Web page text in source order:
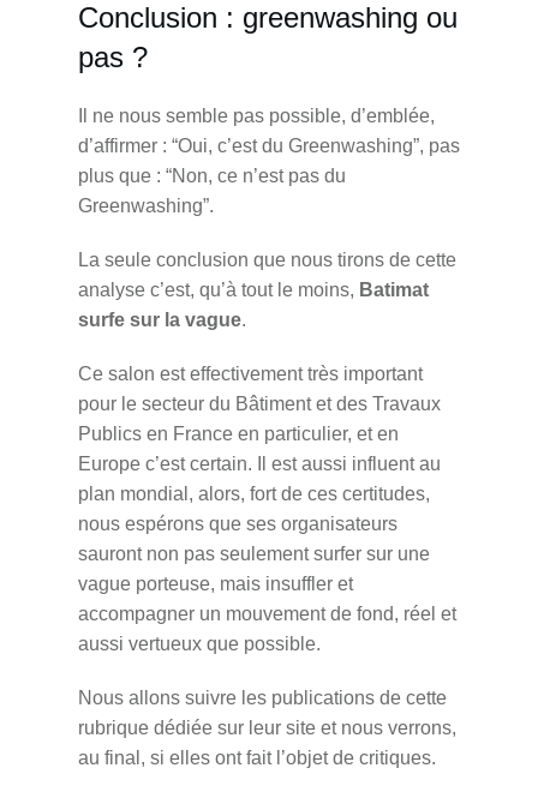
Conclusion : greenwashing ou
pas ?
Il ne nous semble pas possible, d’emblée,
d’affirmer : “Oui, c’est du Greenwashing”, pas
plus que : “Non, ce n’est pas du
Greenwashing”.
La seule conclusion que nous tirons de cette
analyse c’est, qu’à tout le moins, Batimat
surfe sur la vague.
Ce salon est effectivement très important
pour le secteur du Bâtiment et des Travaux
Publics en France en particulier, et en
Europe c’est certain. Il est aussi influent au
plan mondial, alors, fort de ces certitudes,
nous espérons que ses organisateurs
sauront non pas seulement surfer sur une
vague porteuse, mais insuffler et
accompagner un mouvement de fond, réel et
aussi vertueux que possible.
Nous allons suivre les publications de cette
rubrique dédiée sur leur site et nous verrons,
au final, si elles ont fait l’objet de critiques.